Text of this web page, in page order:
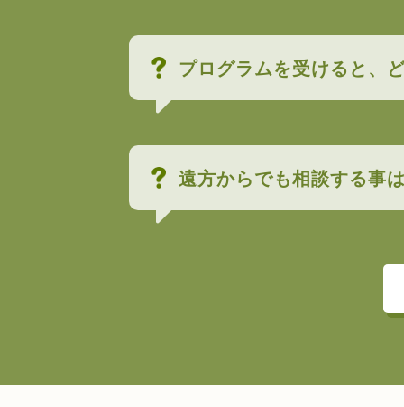
プログラムを受けると、
遠方からでも相談する事